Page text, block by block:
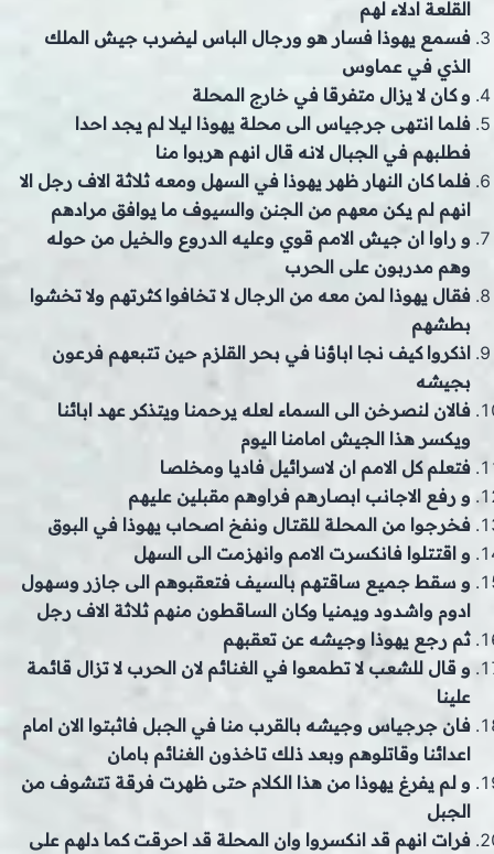
القلعة ادلاء لهم
فسمع يهوذا فسار هو ورجال الباس ليضرب جيش الملك
الذي في عماوس
و كان لا يزال متفرقا في خارج المحلة
فلما انتهى جرجياس الى محلة يهوذا ليلا لم يجد احدا
فطلبهم في الجبال لانه قال انهم هربوا منا
فلما كان النهار ظهر يهوذا في السهل ومعه ثلاثة الاف رجل الا
انهم لم يكن معهم من الجنن والسيوف ما يوافق مرادهم
و راوا ان جيش الامم قوي وعليه الدروع والخيل من حوله
وهم مدربون على الحرب
فقال يهوذا لمن معه من الرجال لا تخافوا كثرتهم ولا تخشوا
بطشهم
اذكروا كيف نجا اباؤنا في بحر القلزم حين تتبعهم فرعون
بجيشه
فالان لنصرخن الى السماء لعله يرحمنا ويتذكر عهد ابائنا
ويكسر هذا الجيش امامنا اليوم
فتعلم كل الامم ان لاسرائيل فاديا ومخلصا
و رفع الاجانب ابصارهم فراوهم مقبلين عليهم
فخرجوا من المحلة للقتال ونفخ اصحاب يهوذا في البوق
و اقتتلوا فانكسرت الامم وانهزمت الى السهل
و سقط جميع ساقتهم بالسيف فتعقبوهم الى جازر وسهول
ادوم واشدود ويمنيا وكان الساقطون منهم ثلاثة الاف رجل
ثم رجع يهوذا وجيشه عن تعقبهم
و قال للشعب لا تطمعوا في الغنائم لان الحرب لا تزال قائمة
علينا
فان جرجياس وجيشه بالقرب منا في الجبل فاثبتوا الان امام
اعدائنا وقاتلوهم وبعد ذلك تاخذون الغنائم بامان
و لم يفرغ يهوذا من هذا الكلام حتى ظهرت فرقة تتشوف من
الجبل
فرات انهم قد انكسروا وان المحلة قد احرقت كما دلهم على